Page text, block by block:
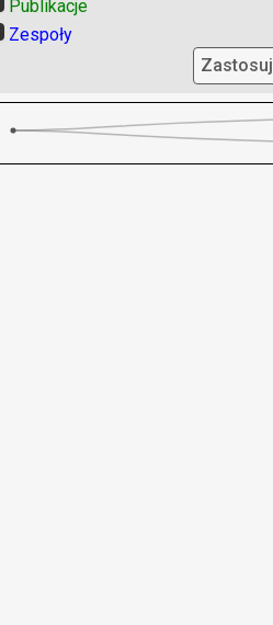
Publikacje
Zespoły
Zastosuj